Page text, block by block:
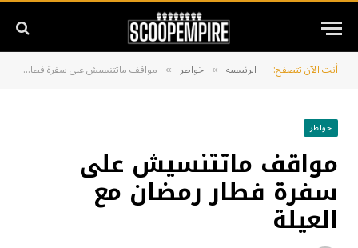
أنت الآن تتصفح: الرئيسية » خواطر » مواقف ماتتنسيش على سفرة فطار رمضان مع العيلة
خواطر
مواقف ماتتنسيش على
سفرة فطار رمضان مع
العيلة